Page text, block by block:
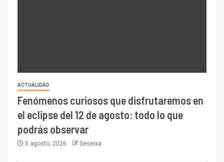
ACTUALIDAD
Fenómenos curiosos que disfrutaremos en
el eclipse del 12 de agosto: todo lo que
podrás observar
5 agosto, 2026 Seseixa